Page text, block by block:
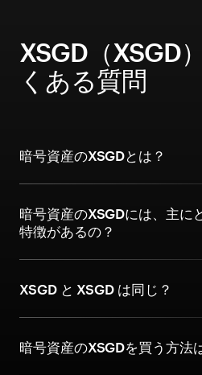
XSGD（XSGD
くある質問
暗号資産のXSGDとは？
暗号資産のXSGDには、主に
特徴があるの？
XSGD と XSGD は同じ？
暗号資産のXSGDを買う方法